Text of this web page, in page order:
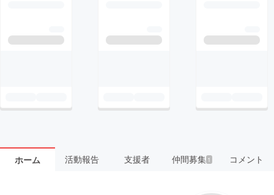
ホーム 活動報告 支援者 仲間募集 1 コメント